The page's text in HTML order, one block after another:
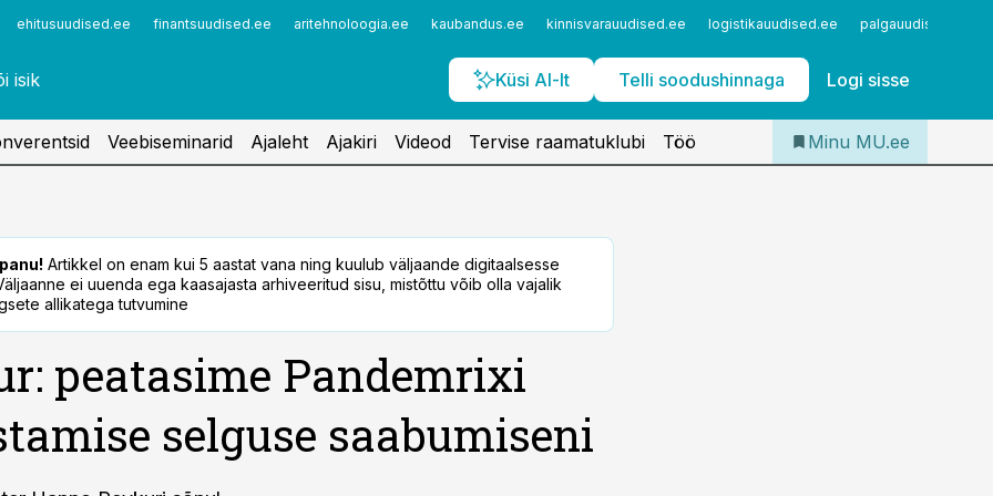
ehitusuudised.ee finantsuudised.ee aritehnoloogia.ee kaubandus.ee kinnisvarauudised.ee logistikauudised.ee palgauudised.ee
Küsi AI-lt Telli soodushinnaga Logi sisse
Iseteenindus
Telli Meditsiiniuudised
Veebiseminarid Ajaleht Ajakiri Videod Tervise raamatuklubi Töö Minu MU.ee
Artikkel on enam kui 5 aastat vana ning kuulub väljaande digitaalsesse
ei uuenda ega kaasajasta arhiveeritud sisu, mistõttu võib olla vajalik
allikatega tutvumine
peatasime Pandemrixi
selguse saabumiseni